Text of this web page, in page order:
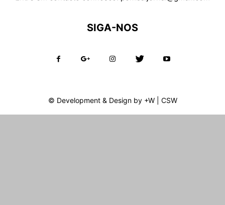
SIGA-NOS
© Development & Design by +W| CSW